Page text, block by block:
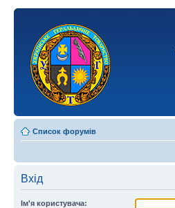
Список форумів
Вхід
Ім'я користувача: